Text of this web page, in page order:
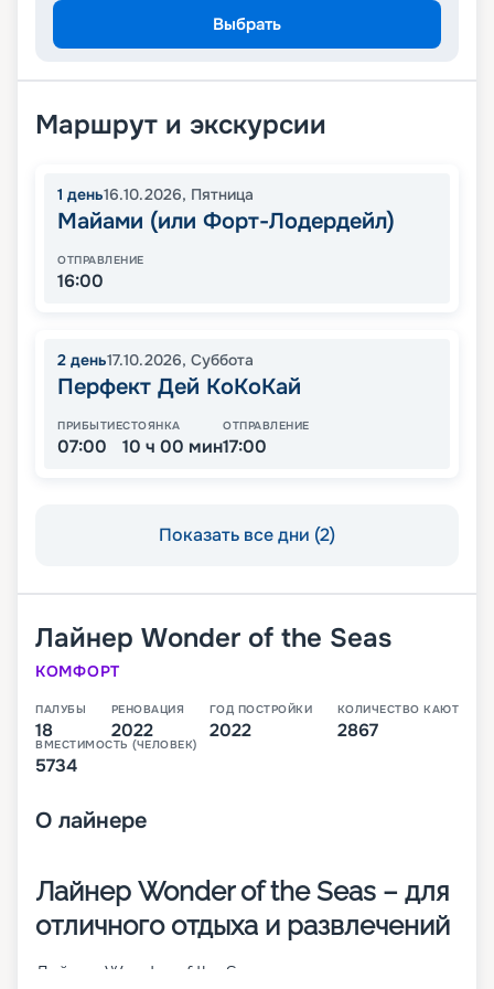
Выбрать
Маршрут и экскурсии
1 день16.10.2026, Пятница
Майами (или Форт-Лодердейл)
ОТПРАВЛЕНИЕ
16:00
2 день17.10.2026, Суббота
Перфект Дей КоКоКай
ПРИБЫТИЕ
07:00
СТОЯНКА
10 ч 00 мин
ОТПРАВЛЕНИЕ
17:00
Показать все дни (2)
Лайнер Wonder of the Seas
КОМФОРТ
ПАЛУБЫ
18
РЕНОВАЦИЯ
2022
ГОД ПОСТРОЙКИ
2022
КОЛИЧЕСТВО КАЮТ
2867
ВМЕСТИМОСТЬ (ЧЕЛОВЕК)
5734
О лайнере
Лайнер Wonder of the Seas – для
отличного отдыха и развлечений
Лайнер Wonder of the Seas совершает круизные